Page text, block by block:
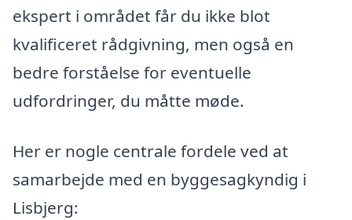
ekspert i området får du ikke blot
kvalificeret rådgivning, men også en
bedre forståelse for eventuelle
udfordringer, du måtte møde.
Her er nogle centrale fordele ved at
samarbejde med en byggesagkyndig i
Lisbjerg: